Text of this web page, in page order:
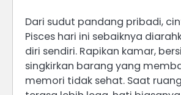
Dari sudut pandang pribadi,
Pisces hari ini sebaiknya
diri sendiri. Rapikan kamar,
singkirkan barang yang
memori tidak sehat. Saat